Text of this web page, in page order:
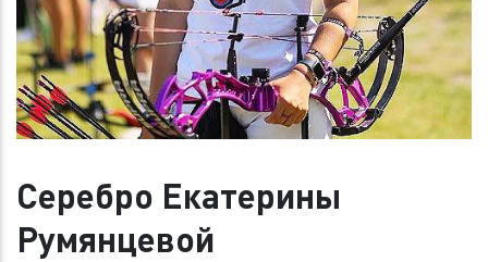
Серебро Екатерины
Румянцевой